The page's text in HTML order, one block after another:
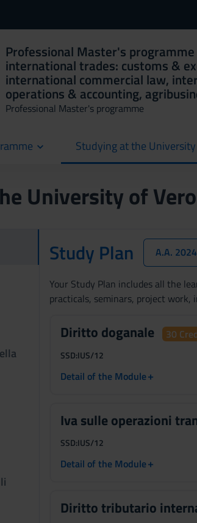
Professional Master's
international trades: customs &
international commercial law,
operations & accounting,
Professional Master's programme
Studying at the
University of
Study Plan A.A.
Your Study Plan includes all the
practicals, seminars, project
Diritto doganale 30
SSD:IUS/12
Detail of the Module+
Iva sulle operazioni
SSD:IUS/12
Detail of the Module+
Diritto tributario